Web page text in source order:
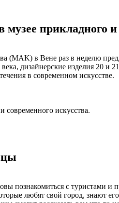
прикладного и
(MAK) в Вене раз в неделю
дизайнерские изделия 20 и
в современном искусстве.
современного искусства.
познакомиться с туристами и
любят свой город, знают